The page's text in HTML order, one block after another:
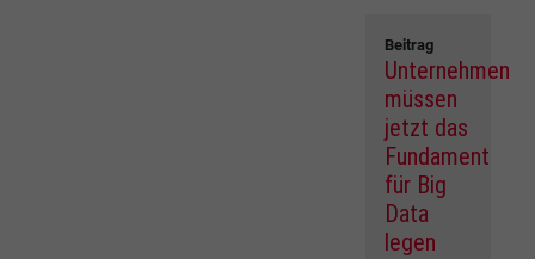
Beitrag
Unternehmen
müssen
jetzt das
Fundament
für Big
Data
legen